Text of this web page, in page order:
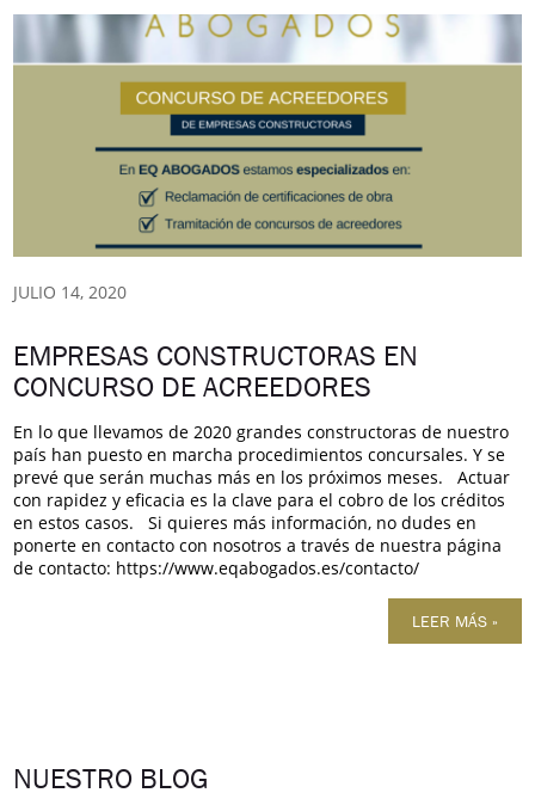
SERVICIOS
BLOG CONTACTO
JULIO 14, 2020
EMPRESAS CONSTRUCTORAS EN
CONCURSO DE ACREEDORES
En lo que llevamos de 2020 grandes constructoras de nuestro
país han puesto en marcha procedimientos concursales. Y se
prevé que serán muchas más en los próximos meses. Actuar
con rapidez y eficacia es la clave para el cobro de los créditos
en estos casos. Si quieres más información, no dudes en
ponerte en contacto con nosotros a través de nuestra página
de contacto: https://www.eqabogados.es/contacto/
LEER MÁS »
NUESTRO BLOG